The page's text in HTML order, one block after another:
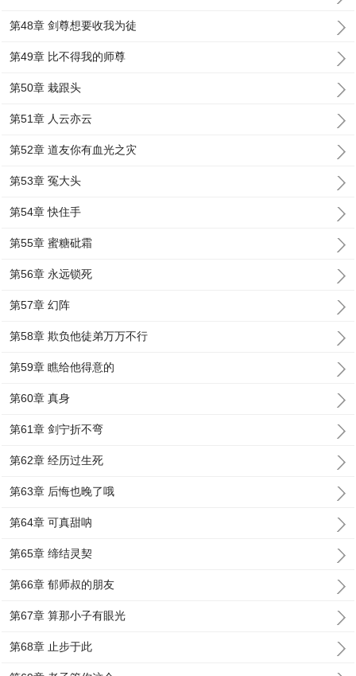
第48章 剑尊想要收我为徒
第49章 比不得我的师尊
第50章 栽跟头
第51章 人云亦云
第52章 道友你有血光之灾
第53章 冤大头
第54章 快住手
第55章 蜜糖砒霜
第56章 永远锁死
第57章 幻阵
第58章 欺负他徒弟万万不行
第59章 瞧给他得意的
第60章 真身
第61章 剑宁折不弯
第62章 经历过生死
第63章 后悔也晚了哦
第64章 可真甜呐
第65章 缔结灵契
第66章 郁师叔的朋友
第67章 算那小子有眼光
第68章 止步于此